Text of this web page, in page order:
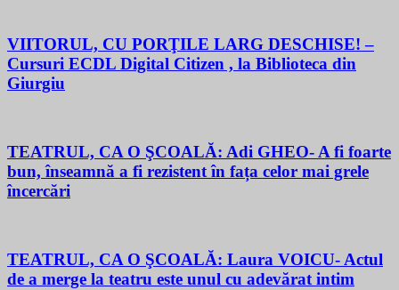
VIITORUL, CU PORŢILE LARG DESCHISE! –
Cursuri ECDL Digital Citizen , la Biblioteca din
Giurgiu
TEATRUL, CA O ŞCOALĂ: Adi GHEO- A fi foarte
bun, înseamnă a fi rezistent în fața celor mai grele
încercări
TEATRUL, CA O ŞCOALĂ: Laura VOICU- Actul
de a merge la teatru este unul cu adevărat intim